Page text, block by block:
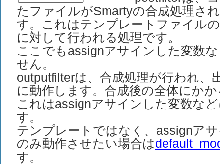
たファイルがSmartyの合成処理さ
す。これはテンプレートファイル
に対して行われる処理です。
ここでもassignアサインした変数
せん。
outputfilterは、合成処理が行われ、
に動作します。合成後の全体にか
これはassignアサインした変数な
す。
テンプレートではなく、assignア
のみ動作させたい場合は
す。